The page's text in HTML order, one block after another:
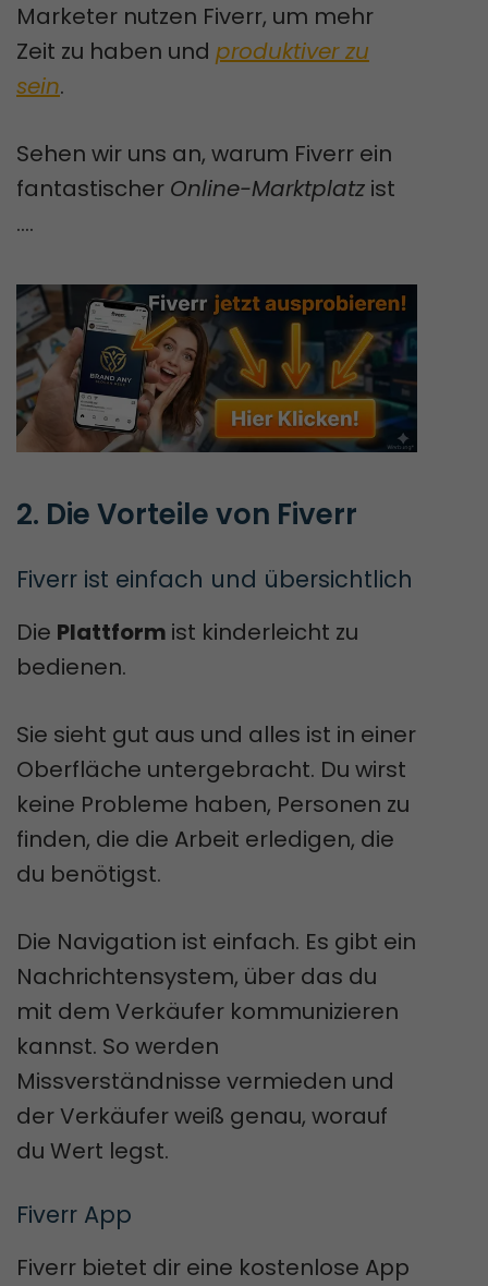
Marketer nutzen Fiverr, um mehr
Zeit zu haben und produktiver zu
sein.
Sehen wir uns an, warum Fiverr ein
fantastischer Online-Marktplatz ist
....
2. Die Vorteile von Fiverr
Fiverr ist einfach und übersichtlich
Die Plattform ist kinderleicht zu
bedienen.
Sie sieht gut aus und alles ist in einer
Oberfläche untergebracht. Du wirst
keine Probleme haben, Personen zu
finden, die die Arbeit erledigen, die
du benötigst.
Die Navigation ist einfach. Es gibt ein
Nachrichtensystem, über das du
mit dem Verkäufer kommunizieren
kannst. So werden
Missverständnisse vermieden und
der Verkäufer weiß genau, worauf
du Wert legst.
Fiverr App
Fiverr bietet dir eine kostenlose App